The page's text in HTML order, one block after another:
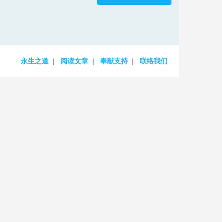
永生之道 阅读文章 奉献支持 联络我们